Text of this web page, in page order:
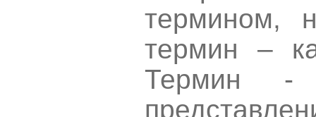
термином,
термин –
Термин -